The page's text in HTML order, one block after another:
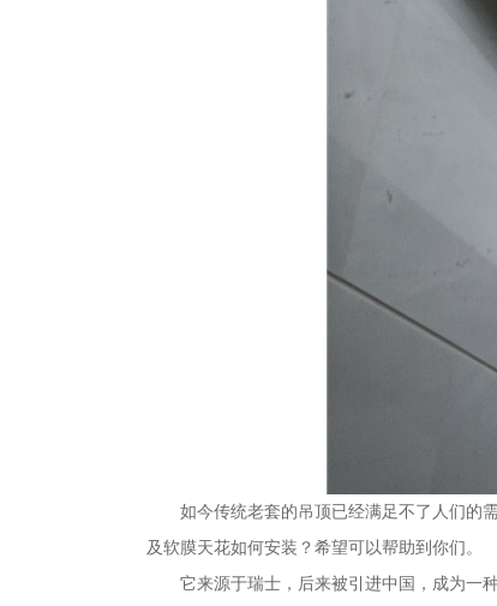
如今传统老套的吊顶已经满足不了人们的
及软膜天花如何安装？希望可以帮助到你们。
它来源于瑞士，后来被引进中国，成为一